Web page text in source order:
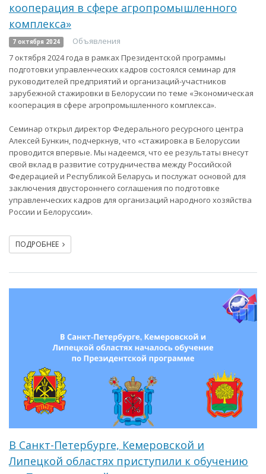
кооперация в сфере агропромышленного
комплекса»
7 октября 2024
Объявления
7 октября 2024 года в рамках Президентской программы
подготовки управленческих кадров состоялся семинар для
руководителей предприятий и организаций-участников
зарубежной стажировки в Белоруссии по теме «Экономическая
кооперация в сфере агропромышленного комплекса».
Семинар открыл директор Федерального ресурсного центра
Алексей Бункин, подчеркнув, что «стажировка в Белоруссии
проводится впервые. Мы надеемся, что ее результаты внесут
свой вклад в развитие сотрудничества между Российской
Федерацией и Республикой Беларусь и послужат основой для
заключения двустороннего соглашения по подготовке
управленческих кадров для организаций народного хозяйства
России и Белоруссии».
ПОДРОБНЕЕ
В Санкт-Петербурге, Кемеровской и
Липецкой областях приступили к обучению